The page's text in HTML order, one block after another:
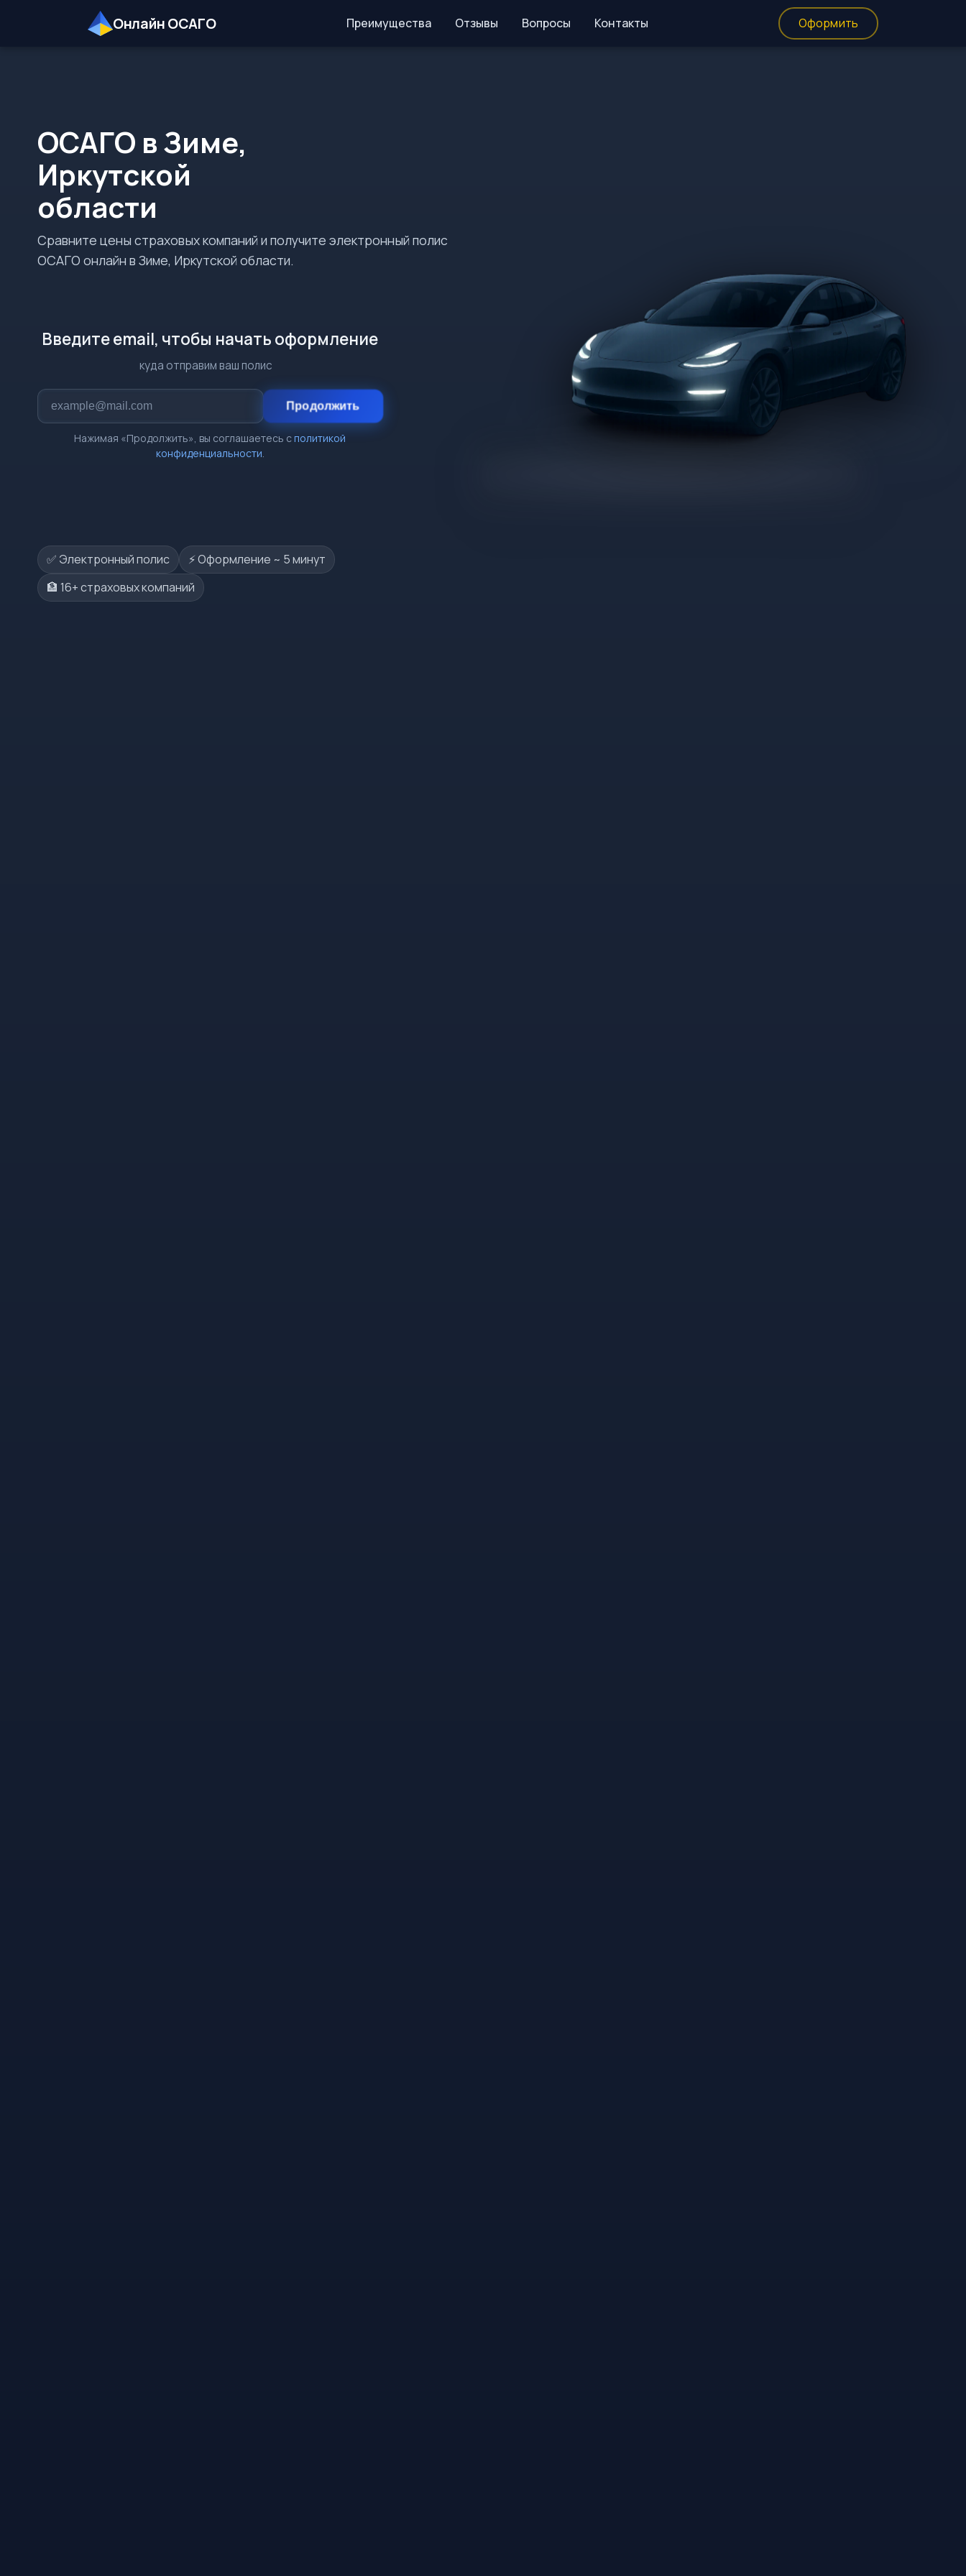
Онлайн ОСАГО Преимущества Отзывы Вопросы Контакты Оформить
ОСАГО в Зиме,
Иркутской
области
Сравните цены страховых компаний и получите электронный полис
ОСАГО онлайн в Зиме, Иркутской области.
Введите email, чтобы начать оформление
куда отправим ваш полис
Продолжить
Нажимая «Продолжить», вы соглашаетесь сполитикой
конфиденциальности.
✅ Электронный полис
⚡️ Оформление ~ 5 минут
🏦 16+ страховых компаний